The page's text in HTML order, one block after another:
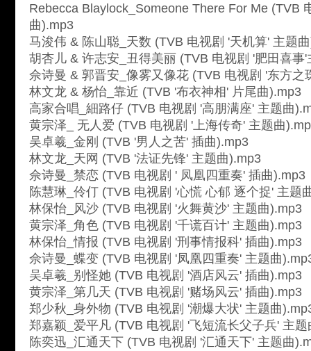
Rebecca Blaylock_Someone There For Me (TVB
曲).mp3
马浚伟 & 陈山聪_天数 (TVB 电视剧 '天机算' 主题
胡杏儿 & 许志安_丑得美丽 (TVB 电视剧 '肥田喜事'
佘诗曼 & 郭晋安_像雾又像花 (TVB 电视剧 '东方之
林文龙 & 杨怡_靠近 (TVB '布衣神相' 片尾曲).mp3
高家合唱_細路仔 (TVB 电视剧 '高朋满座' 主题曲
黄宗泽_ 无人爱 (TVB 电视剧 '上海传奇' 主题曲
吴卓羲_金刚 (TVB '男人之苦' 插曲).mp3
林文龙_天网 (TVB '法证先锋' 主题曲).mp3
佘诗曼_禁恋 (TVB 电视剧 ' 凤凰四重奏' 插曲).mp3
陈慧琳_伶仃 (TVB 电视剧 '心慌 心郁 逐个捉' 主题
林保怡_风沙 (TVB 电视剧 '火舞黄沙' 主题曲).mp3
黄宗泽_角色 (TVB 电视剧 '千谎百计' 主题曲).mp3
林保怡_情报 (TVB 电视剧 '刑事情报科' 插曲).mp3
佘诗曼_蝶变 (TVB 电视剧 '凤凰四重奏' 主题曲
吴卓羲_别怪她 (TVB 电视剧 '酒店风云' 插曲).mp3
黄宗泽_第几天 (TVB 电视剧 '赌场风云' 插曲).mp3
郑少秋_身外物 (TVB 电视剧 '潮爆大状' 主题曲
郑嘉颖_爱平凡 (TVB 电视剧 '飞短流长父子兵' 主题
陈奕迅_汇通天下 (TVB 电视剧 '汇通天下' 主题曲